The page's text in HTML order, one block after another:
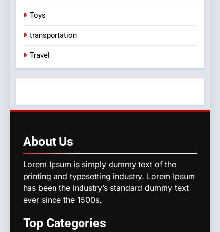
Toys
transportation
Travel
About Us
Lorem Ipsum is simply dummy text of the
printing and typesetting industry. Lorem Ipsum
has been the industry’s standard dummy text
ever since the 1500s,
Top Categories